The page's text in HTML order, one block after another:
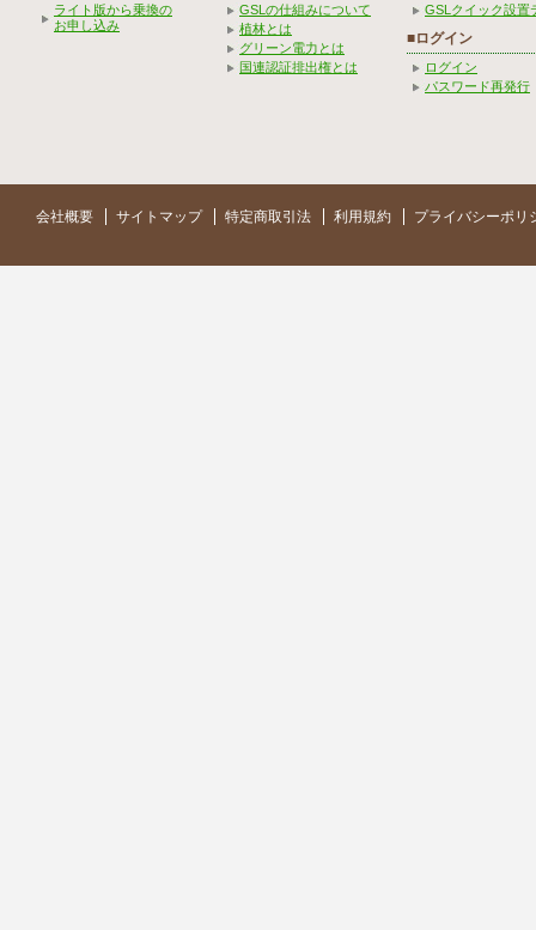
ライト版から乗換の
お申し込み
GSLの仕組みについて
植林とは
グリーン電力とは
国連認証排出権とは
GSLクイック設置
■ログイン
ログイン
パスワード再発行
会社概要 サイトマップ 特定商取引法 利用規約 プライバシーポリ